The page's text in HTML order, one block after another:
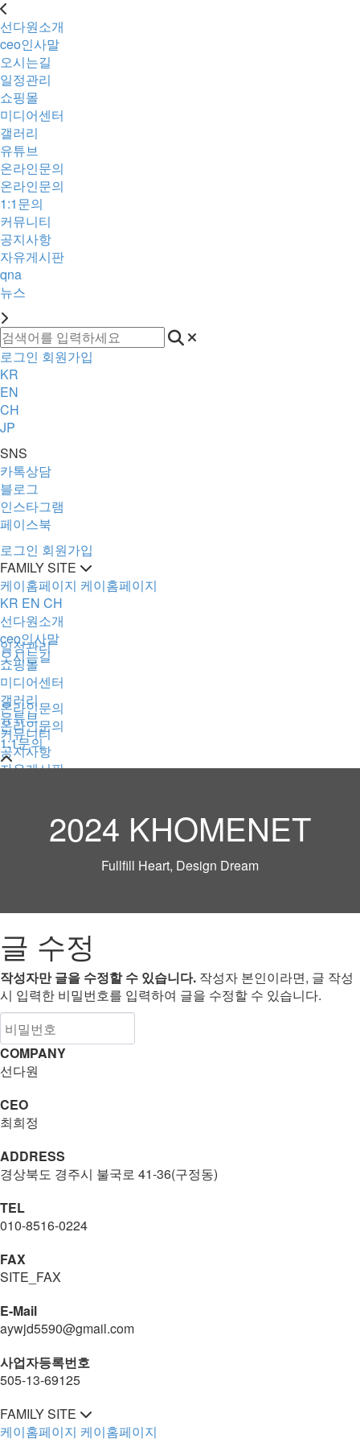
선다원소개
ceo인사말
오시는길
일정관리
쇼핑몰
미디어센터
갤러리
유튜브
온라인문의
온라인문의
1:1문의
커뮤니티
공지사항
자유게시판
qna
뉴스
로그인 회원가입
KR
EN
CH
JP
SNS
카톡상담
블로그
인스타그램
페이스북
로그인 회원가입
FAMILY SITE
케이홈페이지 케이홈페이지
KR EN CH
선다원소개
ceo인사말
오시는길
일정관리
쇼핑몰
미디어센터
갤러리
유튜브
온라인문의
온라인문의
1:1문의
커뮤니티
공지사항
자유게시판
2024 KHOMENET
Fullfill Heart, Design Dream
글 수정
작성자만 글을 수정할 수 있습니다. 작성자 본인이라면, 글 작성
시 입력한 비밀번호를 입력하여 글을 수정할 수 있습니다.
COMPANY
선다원
CEO
최희정
ADDRESS
경상북도 경주시 불국로 41-36(구정동)
TEL
010-8516-0224
FAX
SITE_FAX
E-Mail
aywjd5590@gmail.com
사업자등록번호
505-13-69125
FAMILY SITE
케이홈페이지 케이홈페이지